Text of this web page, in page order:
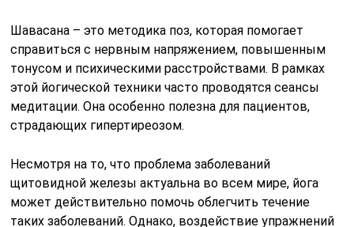
Шавасана – это методика поз, которая помогает
справиться с нервным напряжением, повышенным
тонусом и психическими расстройствами. В рамках
этой йогической техники часто проводятся сеансы
медитации. Она особенно полезна для пациентов,
страдающих гипертиреозом.
Несмотря на то, что проблема заболеваний
щитовидной железы актуальна во всем мире, йога
может действительно помочь облегчить течение
таких заболеваний. Однако, воздействие упражнений